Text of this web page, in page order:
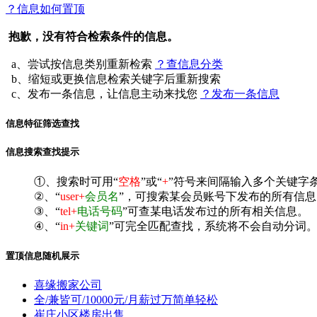
？信息如何置顶
抱歉，没有符合检索条件的信息。
a、尝试按信息类别重新检索 ？查信息分类
b、缩短或更换信息检索关键字后重新搜索
c、发布一条信息，让信息主动来找您 ？发布一条信息
信息特征筛选查找
信息搜索查找提示
①、搜索时可用“空格”或“+”符号来间隔输入多个关键字
②、“user+会员名”，可搜索某会员账号下发布的所有信息
③、“tel+电话号码”可查某电话发布过的所有相关信息。
④、“in+关键词”可完全匹配查找，系统将不会自动分词
置顶信息随机展示
喜缘搬家公司
全/兼皆可/10000元/月薪过万简单轻松
崔庄小区楼房出售